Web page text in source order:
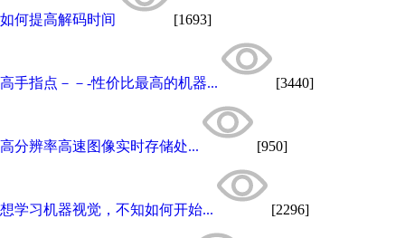
如何提高解码时间 [1693]
高手指点－－-性价比最高的机器... [3440]
高分辨率高速图像实时存储处... [950]
想学习机器视觉，不知如何开始... [2296]